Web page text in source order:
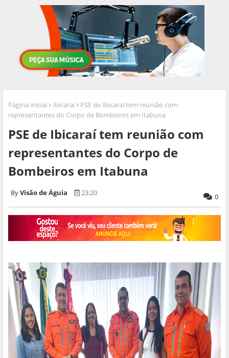
Página inicial Ibicaraí
PSE de Ibicaraí tem reunião com
representantes do Corpo de Bombeiros em Itabuna
PSE de Ibicaraí tem reunião com
representantes do Corpo de
Bombeiros em Itabuna
Visão de Águia 23:20 0